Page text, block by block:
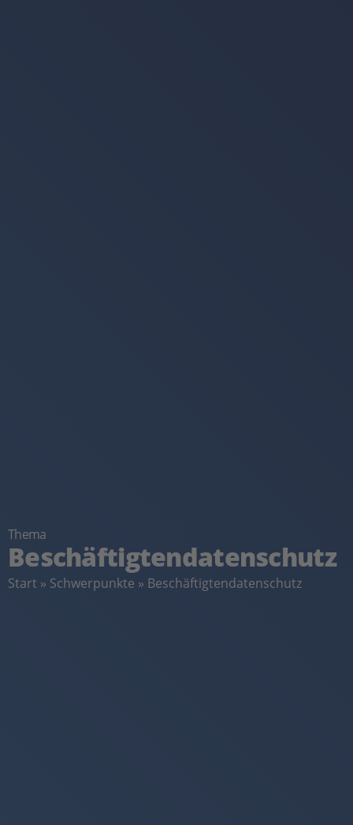
Thema
Beschäftigtendatenschutz
Start » Schwerpunkte » Beschäftigtendatenschutz